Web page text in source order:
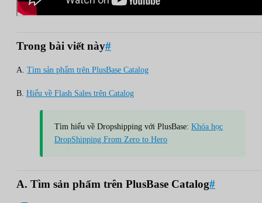
Trong bài viết này#
A. Tìm sản phẩm trên PlusBase Catalog
B. Hiểu về Flash Sales trên Catalog
Tìm hiểu về Dropshipping với PlusBase: Khóa học
DropShipping From Zero to Hero
A. Tìm sản phẩm trên PlusBase Catalog#